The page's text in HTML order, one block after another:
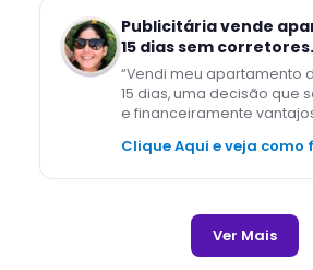
Publicitária vende
15 dias sem corretores.
“Vendi meu apartamento
15 dias, uma decisão que
e financeiramente
Clique Aqui e veja como
Ver Mais